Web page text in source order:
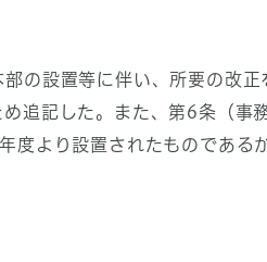
の設置等に伴い、所要の改
追記した。また、第6条（事
度より設置されたものであ